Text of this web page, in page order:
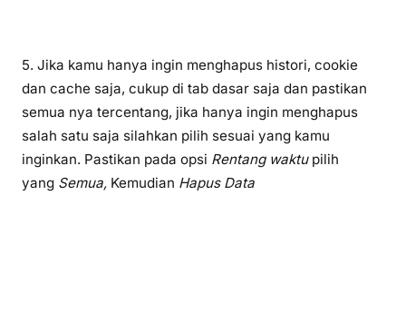
5. Jika kamu hanya ingin menghapus histori, cookie
dan cache saja, cukup di tab dasar saja dan pastikan
semua nya tercentang, jika hanya ingin menghapus
salah satu saja silahkan pilih sesuai yang kamu
inginkan. Pastikan pada opsi Rentang waktupilih
yang Semua, Kemudian Hapus Data